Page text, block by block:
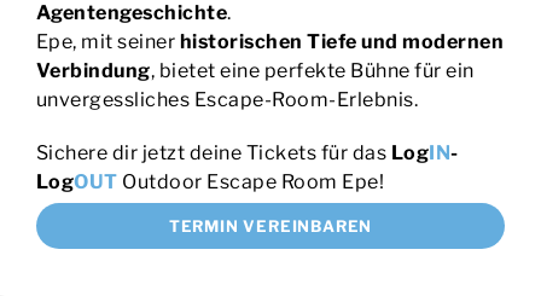
Agentengeschichte.
Epe, mit seiner historischen Tiefe und modernen
Verbindung, bietet eine perfekte Bühne für ein
unvergessliches Escape-Room-Erlebnis.
Sichere dir jetzt deine Tickets für das Log IN-
LogOUT Outdoor Escape Room Epe!
TERMIN VEREINBAREN